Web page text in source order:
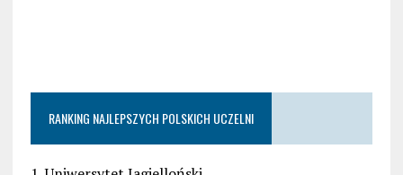
RANKING NAJLEPSZYCH POLSKICH UCZELNI